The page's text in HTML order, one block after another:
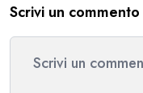
Scrivi un commento